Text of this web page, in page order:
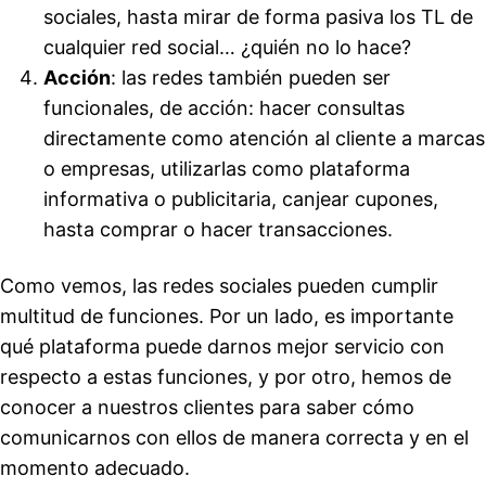
sociales, hasta mirar de forma pasiva los TL de
cualquier red social… ¿quién no lo hace?
Acción: las redes también pueden ser
funcionales, de acción: hacer consultas
directamente como atención al cliente a marcas
o empresas, utilizarlas como plataforma
informativa o publicitaria, canjear cupones,
hasta comprar o hacer transacciones.
Como vemos, las redes sociales pueden cumplir
multitud de funciones. Por un lado, es importante
qué plataforma puede darnos mejor servicio con
respecto a estas funciones, y por otro, hemos de
conocer a nuestros clientes para saber cómo
comunicarnos con ellos de manera correcta y en el
momento adecuado.